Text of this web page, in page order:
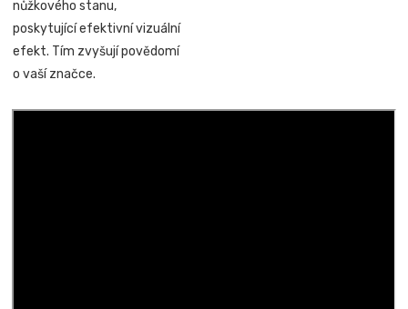
nůžkového stanu,
poskytující efektivní vizuální
efekt. Tím zvyšují povědomí
o vaší značce.